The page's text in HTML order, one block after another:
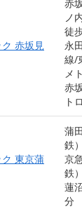
赤坂見
赤
ノ
徒
永
線/
メ
赤
ト
東京蒲
蒲
鉄
京
鉄
蓮
分